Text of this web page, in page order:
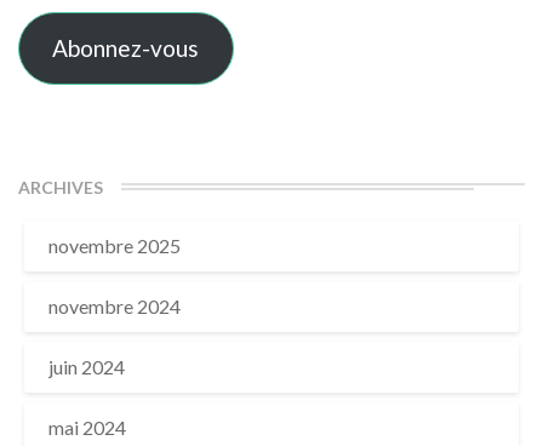
mail
Abonnez-vous
ARCHIVES
novembre 2025
novembre 2024
juin 2024
mai 2024